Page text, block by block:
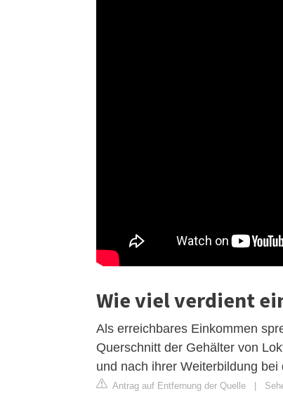
Wie viel verdient
Als erreichbares Einkommen
Querschnitt der Gehälter von
und nach ihrer Weiterbildung
Antrag auf Entfernung der Quelle |